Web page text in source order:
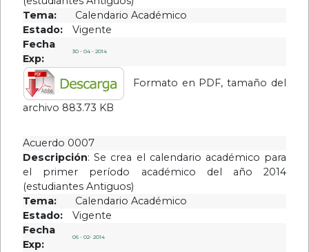
Tema:
Calendario Académico
Estado:
Vigente
Fecha
Exp:
30 - 04 - 2014
Formato en PDF, tamaño del
archivo 883.73 KB
Acuerdo 0007
Descripción: Se crea el calendario académico para
el primer período académico del año 2014
(estudiantes Antiguos)
Tema:
Calendario Académico
Estado:
Vigente
Fecha
Exp:
06 - 02- 2014